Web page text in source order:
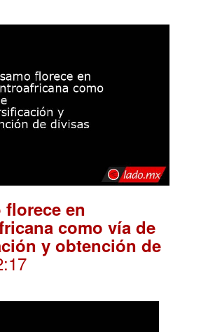
florece en
como vía de
y obtención de